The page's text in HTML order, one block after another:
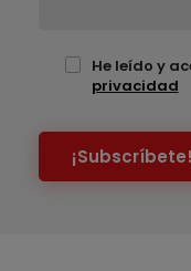
He leído y
privacidad
¡Subscríbete!